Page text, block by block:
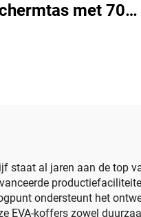
met 70
staat al jaren aan de top
ondersteunt het
EVA-koffers zowel